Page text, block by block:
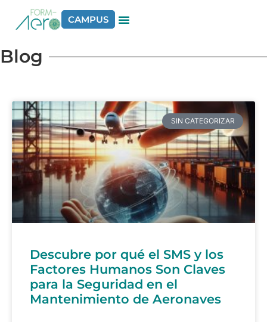
CAMPUS
Blog
SIN CATEGORIZAR
Descubre por qué el SMS y los
Factores Humanos Son Claves
para la Seguridad en el
Mantenimiento de Aeronaves